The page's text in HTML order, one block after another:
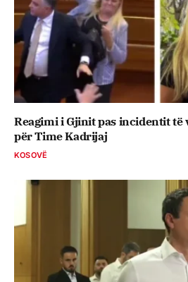
Reagimi i Gjinit pas incidentit të
për Time Kadrijaj
KOSOVË